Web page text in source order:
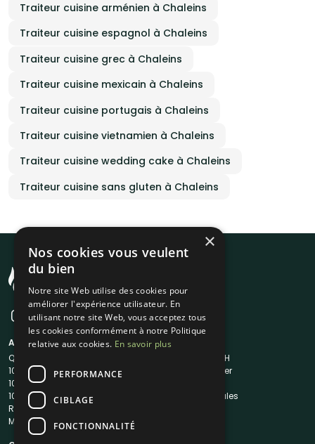
Traiteur cuisine arménien à Chaleins
Traiteur cuisine espagnol à Chaleins
Traiteur cuisine grec à Chaleins
Traiteur cuisine mexicain à Chaleins
Traiteur cuisine portugais à Chaleins
Traiteur cuisine vietnamien à Chaleins
Traiteur cuisine wedding cake à Chaleins
Traiteur cuisine sans gluten à Chaleins
A propos
Qui sommes-nous ?
1001Salles
1001Salles PRO
1001DJ
Reserverunbar
MP2
Liens utiles
Traiteur en 48H
Nous contacter
Mentions légales
×
Nos cookies vous veulent
du bien
Notre site Web utilise des cookies pour
améliorer l'expérience utilisateur. En
utilisant notre site Web, vous acceptez tous
les cookies conformément à notre Politique
relative aux cookies. En savoir plus
PERFORMANCE
CIBLAGE
FONCTIONNALITÉ